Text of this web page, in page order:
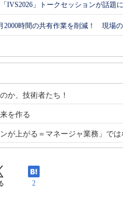
IVS2026」トークセッションが話題に
2000時間の共有作業を削減！ 現場
か、技術者たち！
を作る
ンが上がる＝マネージャ業務」で
2